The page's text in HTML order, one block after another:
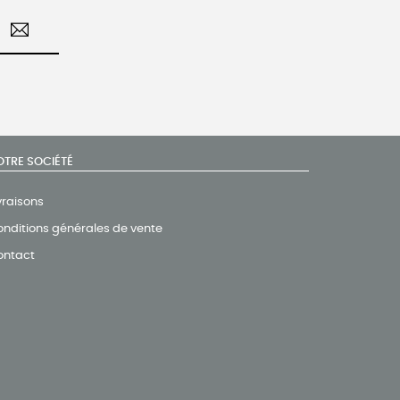
SOCIÉTÉ
générales de vente